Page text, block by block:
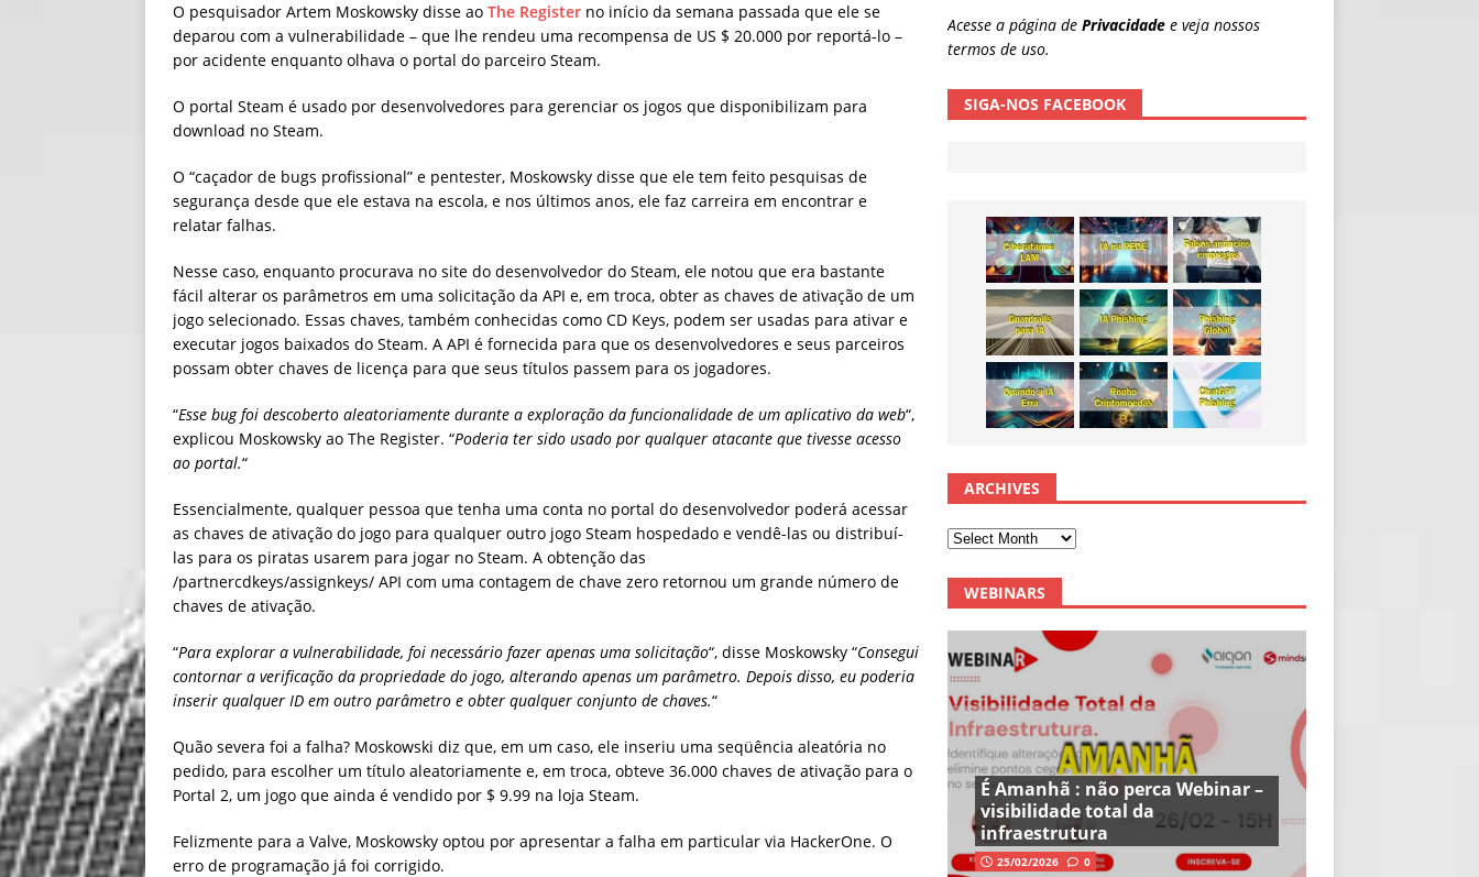
O pesquisador Artem Moskowsky disse ao The Register no início da semana passada que ele se
deparou com a vulnerabilidade – que lhe rendeu uma recompensa de US $ 20.000 por reportá-lo –
por acidente enquanto olhava o portal do parceiro Steam.
O portal Steam é usado por desenvolvedores para gerenciar os jogos que disponibilizam para
download no Steam.
O “caçador de bugs profissional” e pentester, Moskowsky disse que ele tem feito pesquisas de
segurança desde que ele estava na escola, e nos últimos anos, ele faz carreira em encontrar e
relatar falhas.
Nesse caso, enquanto procurava no site do desenvolvedor do Steam, ele notou que era bastante
fácil alterar os parâmetros em uma solicitação da API e, em troca, obter as chaves de ativação de um
jogo selecionado. Essas chaves, também conhecidas como CD Keys, podem ser usadas para ativar e
executar jogos baixados do Steam. A API é fornecida para que os desenvolvedores e seus parceiros
possam obter chaves de licença para que seus títulos passem para os jogadores.
“Esse bug foi descoberto aleatoriamente durante a exploração da funcionalidade de um aplicativo da web“,
explicou Moskowsky ao The Register. “Poderia ter sido usado por qualquer atacante que tivesse acesso
ao portal.“
Essencialmente, qualquer pessoa que tenha uma conta no portal do desenvolvedor poderá acessar
as chaves de ativação do jogo para qualquer outro jogo Steam hospedado e vendê-las ou distribuí-
las para os piratas usarem para jogar no Steam. A obtenção das
/partnercdkeys/assignkeys/ API com uma contagem de chave zero retornou um grande número de
chaves de ativação.
“Para explorar a vulnerabilidade, foi necessário fazer apenas uma solicitação“, disse Moskowsky “Consegui
contornar a verificação da propriedade do jogo, alterando apenas um parâmetro. Depois disso, eu poderia
inserir qualquer ID em outro parâmetro e obter qualquer conjunto de chaves.“
Quão severa foi a falha? Moskowski diz que, em um caso, ele inseriu uma seqüência aleatória no
pedido, para escolher um título aleatoriamente e, em troca, obteve 36.000 chaves de ativação para o
Portal 2, um jogo que ainda é vendido por $ 9.99 na loja Steam.
Felizmente para a Valve, Moskowsky optou por apresentar a falha em particular via HackerOne. O
erro de programação já foi corrigido.
Acesse a página de Privacidade e veja nossos
termos de uso.
SIGA-NOS FACEBOOK
ARCHIVES
WEBINARS
É Amanhã : não perca Webinar –
visibilidade total da
infraestrutura
25/02/2026 0